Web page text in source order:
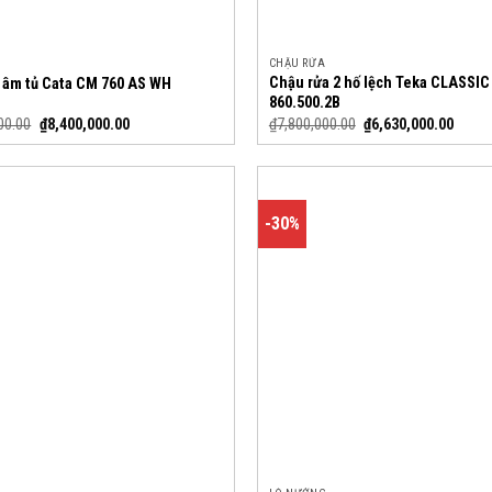
tủ Cata CM 760 AS WH
₫8,400,000.00
CHẬU RỬA
Chậu rửa 2 hố lệch Teka CLASSIC
860.500.2B
₫7,800,000.00 ₫6,630,000.00
-30%